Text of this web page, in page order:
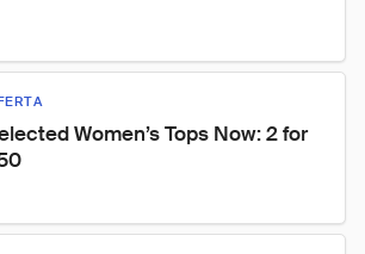
Women’s Tops Now: 2 for